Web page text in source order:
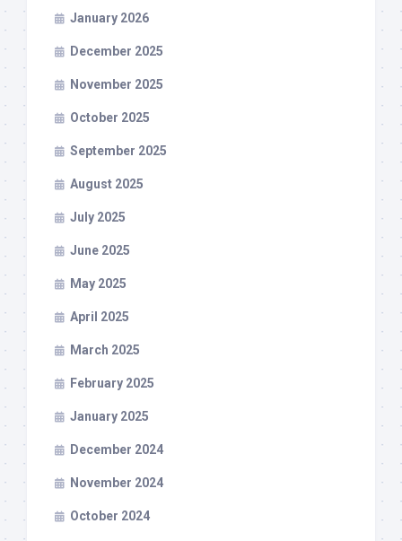
January 2026
December 2025
November 2025
October 2025
September 2025
August 2025
July 2025
June 2025
May 2025
April 2025
March 2025
February 2025
January 2025
December 2024
November 2024
October 2024